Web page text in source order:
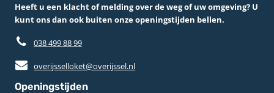
Heeft u een klacht of melding over de weg of uw omgeving? U
kunt ons dan ook buiten onze openingstijden bellen.
038 499 88 99
overijsselloket@overijssel.nl
Openingstijden